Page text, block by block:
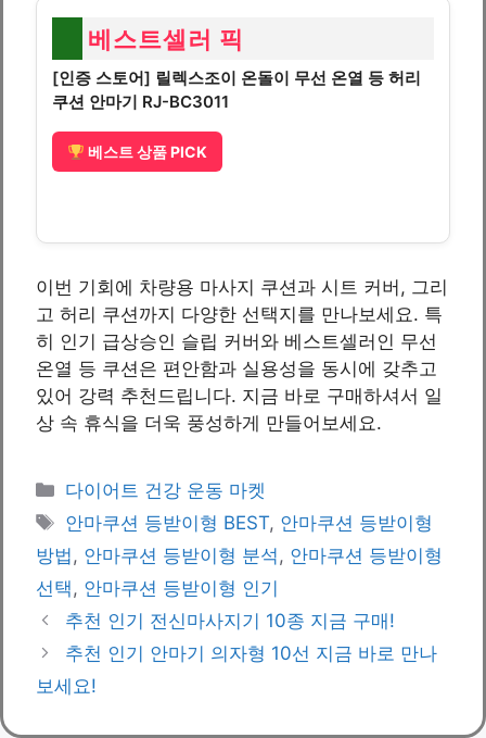
베스트셀러 픽
[인증 스토어] 릴렉스조이 온돌이 무선 온열 등 허리
쿠션 안마기 RJ-BC3011
베스트 상품 PICK
이번 기회에 차량용 마사지 쿠션과 시트 커버, 그리
고 허리 쿠션까지 다양한 선택지를 만나보세요. 특
히 인기 급상승인 슬립 커버와 베스트셀러인 무선
온열 등 쿠션은 편안함과 실용성을 동시에 갖추고
있어 강력 추천드립니다. 지금 바로 구매하셔서 일
상 속 휴식을 더욱 풍성하게 만들어보세요.
Categories
다이어트 건강 운동 마켓
Tags
안마쿠션 등받이형 BEST, 안마쿠션 등받이형
방법, 안마쿠션 등받이형 분석, 안마쿠션 등받이형
선택, 안마쿠션 등받이형 인기
추천 인기 전신마사지기 10종 지금 구매!
추천 인기 안마기 의자형 10선 지금 바로 만나
보세요!